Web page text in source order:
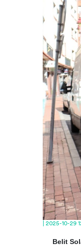
| 2025-10-29
Belit